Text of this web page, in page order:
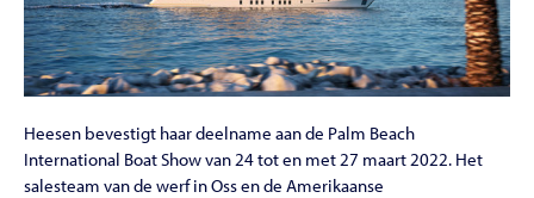
Heesen bevestigt haar deelname aan de Palm Beach
International Boat Show van 24 tot en met 27 maart 2022. Het
salesteam van de werf in Oss en de Amerikaanse